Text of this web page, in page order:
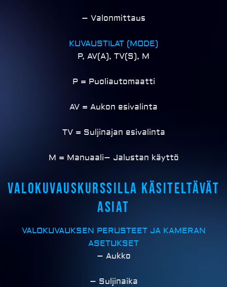
Valokuvauskurssilla käsiteltävät
asiat
VALOKUVAUKSEN PERUSTEET JA KAMERAN
ASETUKSET
– Aukko
– Suljinaika
– Valonmittaus
KUVAUSTILAT (MODE)
P, AV(A), TV(S), M
P = Puoliautomaatti
AV = Aukon esivalinta
TV = Suljinajan esivalinta
M = Manuaali– Jalustan käyttö